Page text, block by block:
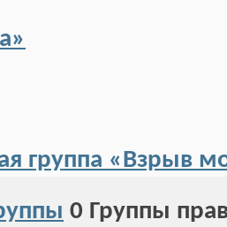
группа «Взрыв
0 Группы